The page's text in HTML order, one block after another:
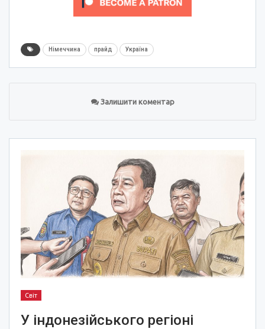
Німеччина прайд Україна
Залишити коментар
Світ
У індонезійського регіоні